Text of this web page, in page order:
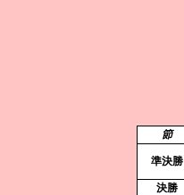
節
準決勝
決勝